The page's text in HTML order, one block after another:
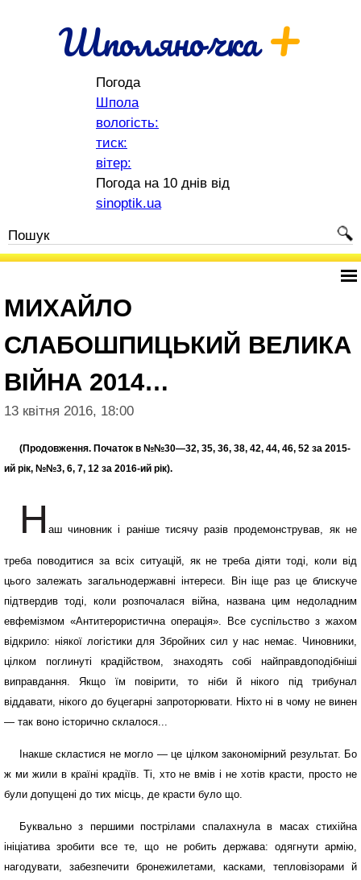
Шполяночка+
Погода
Шпола
вологість:
тиск:
вітер:
Погода на 10 днів від
sinoptik.ua
МИХАЙЛО
СЛАБОШПИЦЬКИЙ ВЕЛИКА
ВІЙНА 2014…
13 квітня 2016, 18:00
(Продовження. Початок в №№30—32, 35, 36, 38, 42, 44, 46, 52 за 2015-
ий рік, №№3, 6, 7, 12 за 2016-ий рік).
Н аш чиновник і раніше тисячу разів продемонстрував, як не
треба поводитися за всіх ситуацій, як не треба діяти тоді, коли від
цього за­лежать загальнодержавні інтереси. Він іще раз це бли­скуче
підтвердив тоді, коли розпочалася війна, названа цим недоладним
евфемізмом «Антитерористична операція». Все суспільство з жахом
відкрило: ніякої логістики для Збройних сил у нас немає. Чиновники,
цілком поглинуті крадійством, знаходять собі найправдоподібніші
виправдання. Якщо їм повірити, то ніби й нікого під трибунал
віддавати, нікого до буцегарні запроторювати. Ніхто ні в чому не винен
— так воно історично склалося...
Інакше скластися не мог­ло — це цілком закономірний результат. Бо
ж ми жили в країні крадіїв. Ті, хто не вмів і не хотів красти, просто не
були допущені до тих місць, де красти було що.
Буквально з першими пострілами спалахнула в масах стихійна
ініціатива зробити все те, що не робить держава: одягнути армію,
нагодувати, забезпечити бронежилета­ми, касками, тепловізорами й